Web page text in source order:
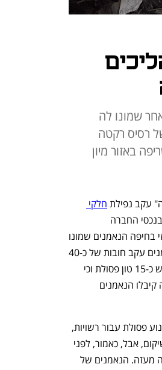
שמונו לה
של רסיס רקטה
באזור מיון
עקב נפילת